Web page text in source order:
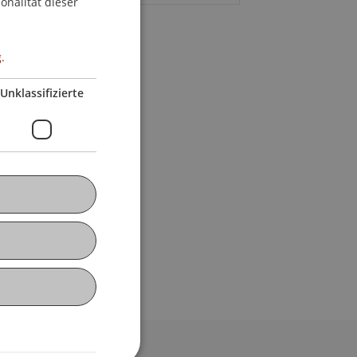
Unklassifizierte